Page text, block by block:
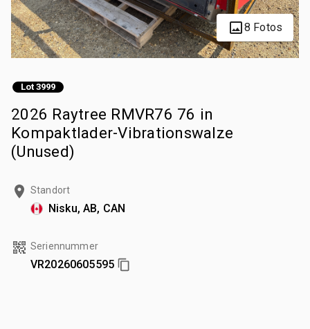
8 Fotos
Lot 3999
2026 Raytree RMVR76 76 in
Kompaktlader-Vibrationswalze
(Unused)
Standort
Nisku, AB, CAN
Seriennummer
VR20260605595